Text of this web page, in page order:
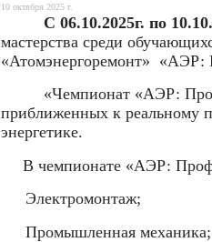
10 октября 2025 г.
С 06.10.2025г. по
мастерства среди
«Атомэнергоремонт» «АЭР:
«Чемпионат «АЭР:
приближенных к реальному
энергетике.
В чемпионате «АЭР:
Электромонтаж;
Промышленная механика;